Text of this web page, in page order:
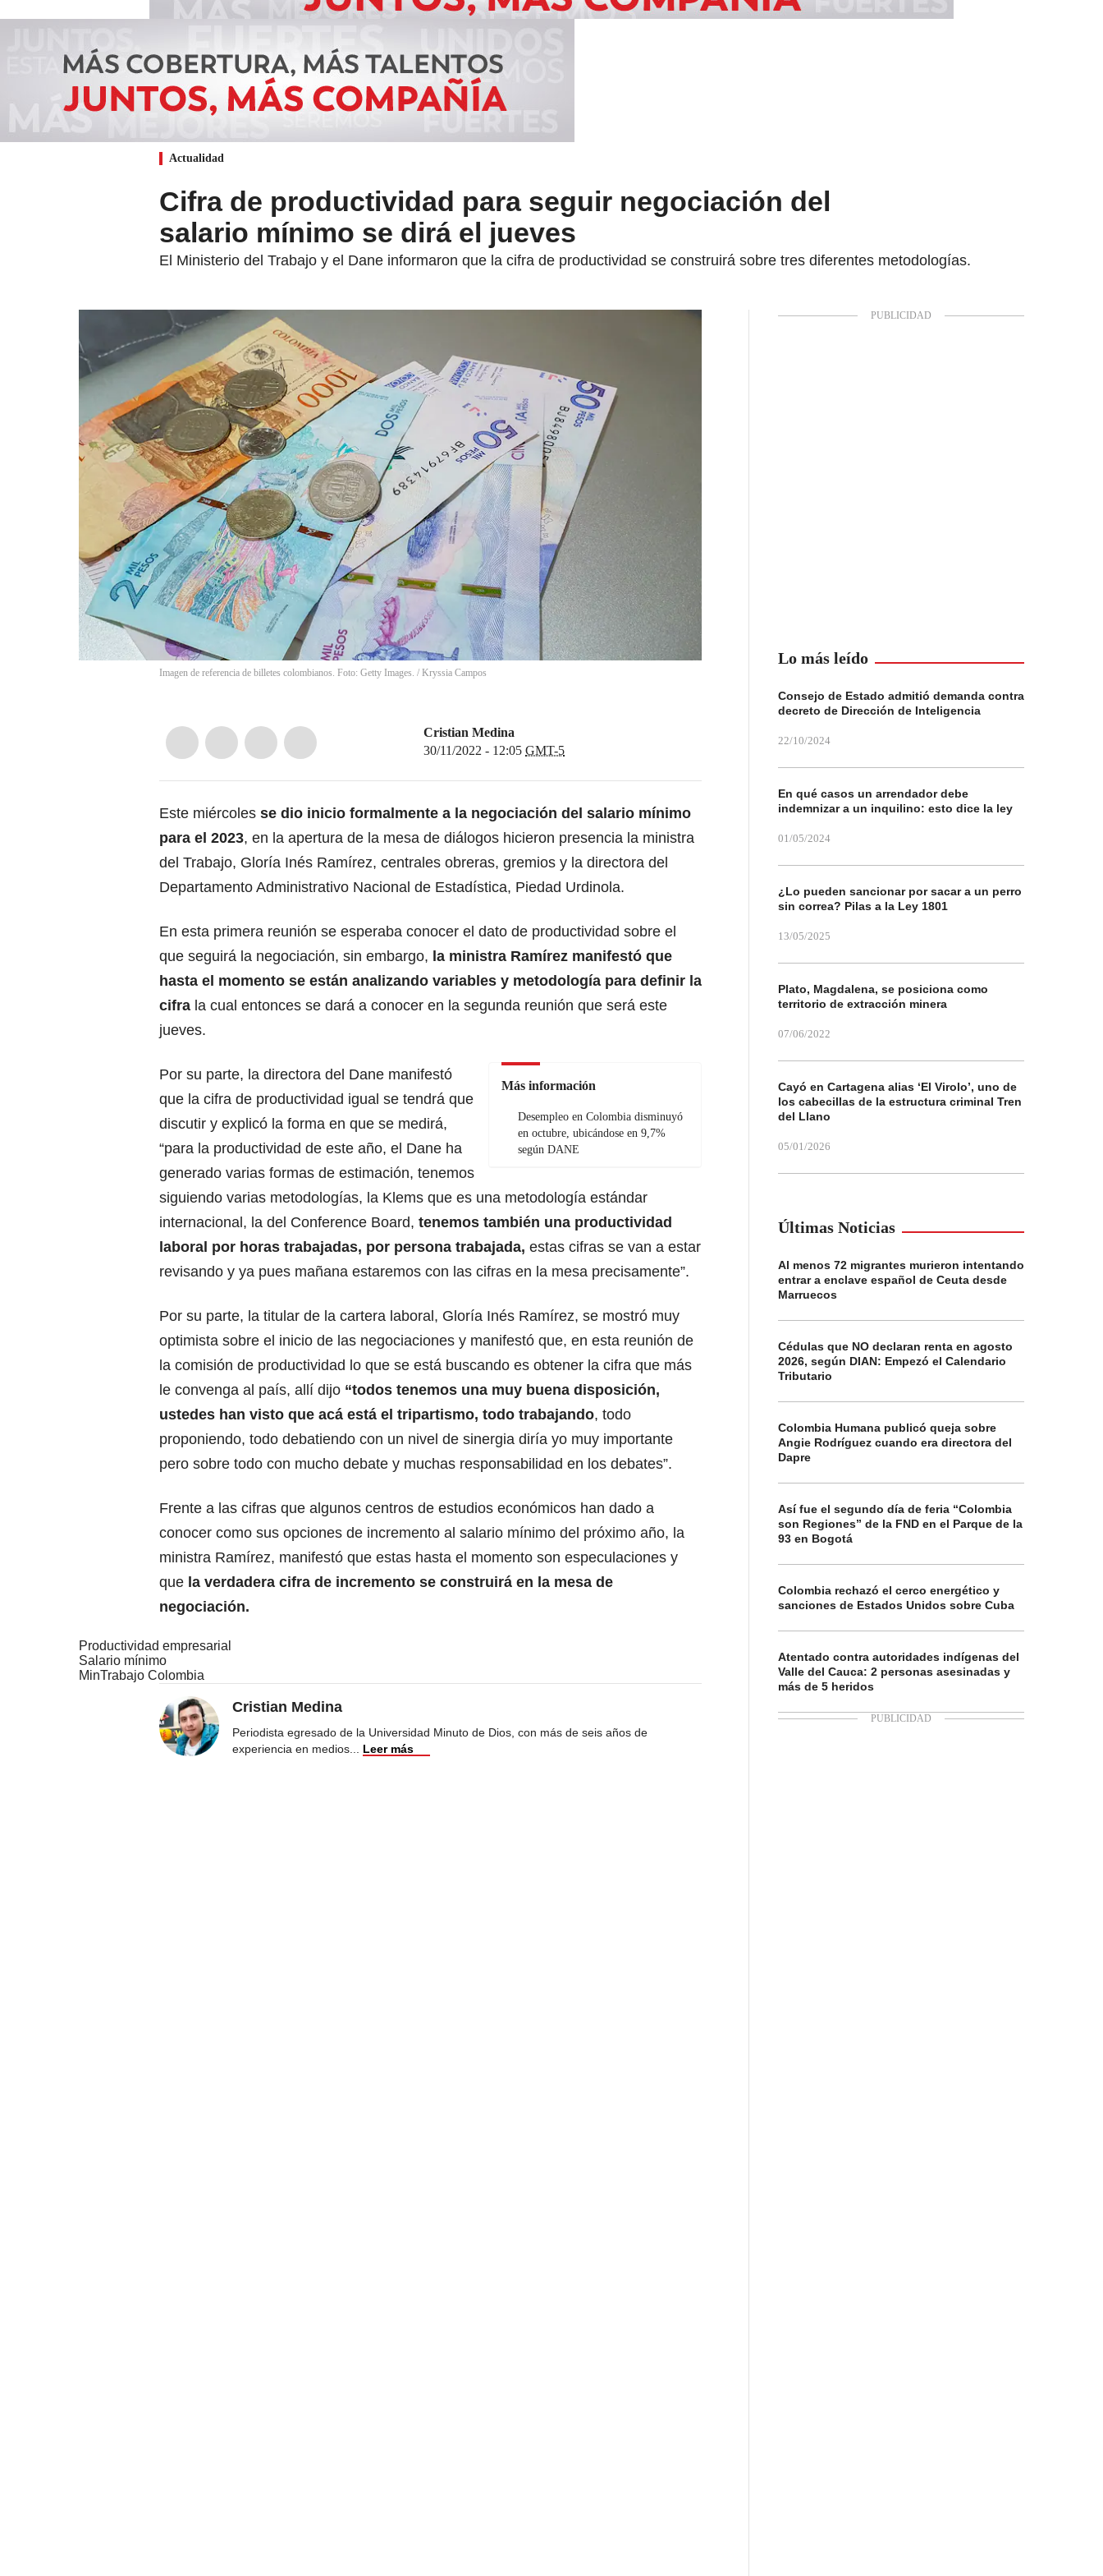
Actualidad
Cifra de productividad para seguir negociación del
salario mínimo se dirá el jueves
El Ministerio del Trabajo y el Dane informaron que la cifra de productividad se construirá sobre tres diferentes metodologías.
Imagen de referencia de billetes colombianos. Foto: Getty Images. / Kryssia Campos
Cristian Medina
30/11/2022 - 12:05 GMT-5
Este miércoles se dio inicio formalmente a la negociación del salario mínimo
para el 2023, en la apertura de la mesa de diálogos hicieron presencia la ministra
del Trabajo, Gloría Inés Ramírez, centrales obreras, gremios y la directora del
Departamento Administrativo Nacional de Estadística, Piedad Urdinola.
En esta primera reunión se esperaba conocer el dato de productividad sobre el
que seguirá la negociación, sin embargo, la ministra Ramírez manifestó que
hasta el momento se están analizando variables y metodología para definir la
cifra la cual entonces se dará a conocer en la segunda reunión que será este
jueves.
Más información
Desempleo en Colombia disminuyó
en octubre, ubicándose en 9,7%
según DANE
Por su parte, la directora del Dane manifestó
que la cifra de productividad igual se tendrá que
discutir y explicó la forma en que se medirá,
“para la productividad de este año, el Dane ha
generado varias formas de estimación, tenemos
siguiendo varias metodologías, la Klems que es una metodología estándar
internacional, la del Conference Board, tenemos también una productividad
laboral por horas trabajadas, por persona trabajada, estas cifras se van a estar
revisando y ya pues mañana estaremos con las cifras en la mesa precisamente”.
Por su parte, la titular de la cartera laboral, Gloría Inés Ramírez, se mostró muy
optimista sobre el inicio de las negociaciones y manifestó que, en esta reunión de
la comisión de productividad lo que se está buscando es obtener la cifra que más
le convenga al país, allí dijo “todos tenemos una muy buena disposición,
ustedes han visto que acá está el tripartismo, todo trabajando, todo
proponiendo, todo debatiendo con un nivel de sinergia diría yo muy importante
pero sobre todo con mucho debate y muchas responsabilidad en los debates”.
Frente a las cifras que algunos centros de estudios económicos han dado a
conocer como sus opciones de incremento al salario mínimo del próximo año, la
ministra Ramírez, manifestó que estas hasta el momento son especulaciones y
que la verdadera cifra de incremento se construirá en la mesa de
negociación.
Productividad empresarial
Salario mínimo
MinTrabajo Colombia
Cristian Medina
Periodista egresado de la Universidad Minuto de Dios, con más de seis años de
experiencia en medios
Leer más
Lo más leído
Consejo de Estado admitió demanda contra
decreto de Dirección de Inteligencia
22/10/2024
En qué casos un arrendador debe
indemnizar a un inquilino: esto dice la ley
01/05/2024
¿Lo pueden sancionar por sacar a un perro
sin correa? Pilas a la Ley 1801
13/05/2025
Plato, Magdalena, se posiciona como
territorio de extracción minera
07/06/2022
Cayó en Cartagena alias ‘El Virolo’, uno de
los cabecillas de la estructura criminal Tren
del Llano
05/01/2026
Últimas Noticias
Al menos 72 migrantes murieron intentando
entrar a enclave español de Ceuta desde
Marruecos
Cédulas que NO declaran renta en agosto
2026, según DIAN: Empezó el Calendario
Tributario
Colombia Humana publicó queja sobre
Angie Rodríguez cuando era directora del
Dapre
Así fue el segundo día de feria “Colombia
son Regiones” de la FND en el Parque de la
93 en Bogotá
Colombia rechazó el cerco energético y
sanciones de Estados Unidos sobre Cuba
Atentado contra autoridades indígenas del
Valle del Cauca: 2 personas asesinadas y
más de 5 heridos